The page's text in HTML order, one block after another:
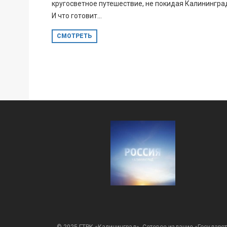
кругосветное путешествие, не покидая
И что готовит...
СМОТРЕТЬ